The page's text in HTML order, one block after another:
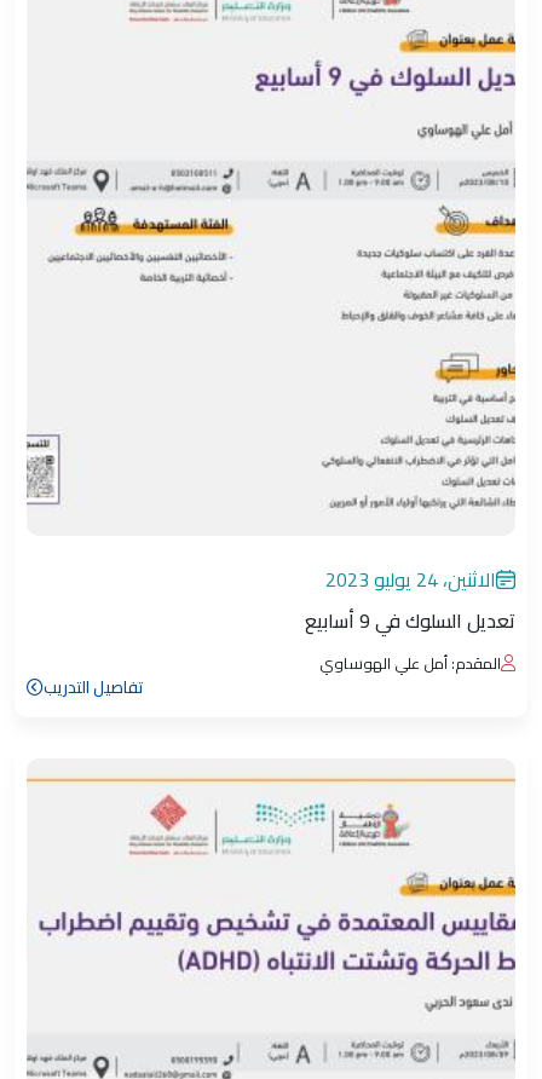
الاثنين، 24 يوليو 2023
تعديل السلوك في 9 أسابيع
المقدم: أمل علي الهوساوي
تفاصيل التدريب